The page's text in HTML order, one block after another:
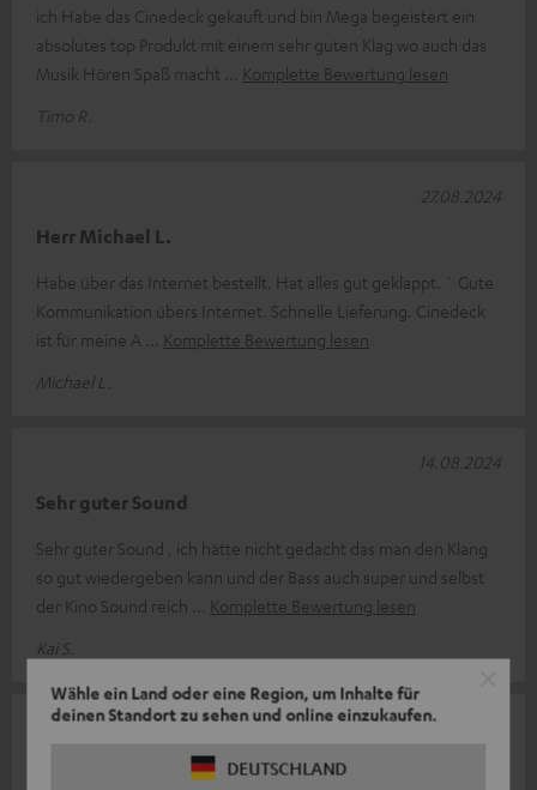
Wähle ein Land oder eine Region, um Inhalte für
deinen Standort zu sehen und online einzukaufen.
DEUTSCHLAND
ich Habe das Cinedeck gekauft und bin Mega begeistert ein
absolutes top Produkt mit einem sehr guten Klag wo auch das
Musik Hören Spaß macht
Komplette Bewertung lesen
Timo R.
Herr Michael L.
Habe über das Internet bestellt. Hat alles gut geklappt. ` Gute
Kommunikation übers Internet. Schnelle Lieferung. Cinedeck
ist für meine A
Komplette Bewertung lesen
Michael L.
27.08.2024
Sehr guter Sound
Sehr guter Sound , ich hätte nicht gedacht das man den Klang
so gut wiedergeben kann und der Bass auch super und selbst
der Kino Sound reich
Komplette Bewertung lesen
Kai S.
14.08.2024
02.08.2024